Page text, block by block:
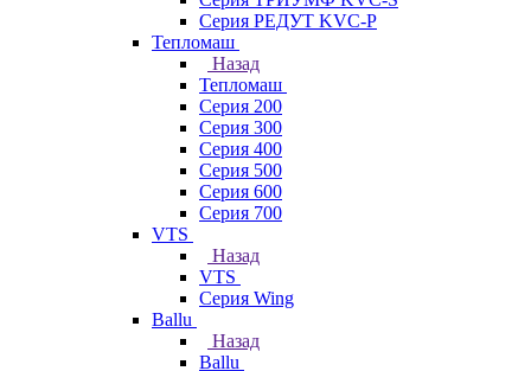
Серия РЕДУТ KVC-P
Тепломаш
Назад
Тепломаш
Серия 200
Серия 300
Серия 400
Серия 500
Серия 600
Серия 700
VTS
Назад
VTS
Серия Wing
Ballu
Назад
Ballu